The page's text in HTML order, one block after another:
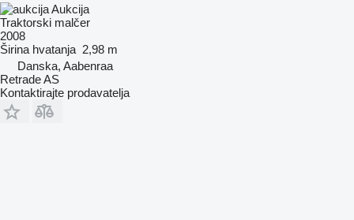
Aukcija
Traktorski malčer
2008
Širina hvatanja 2,98 m
Danska, Aabenraa
Retrade AS
Kontaktirajte prodavatelja